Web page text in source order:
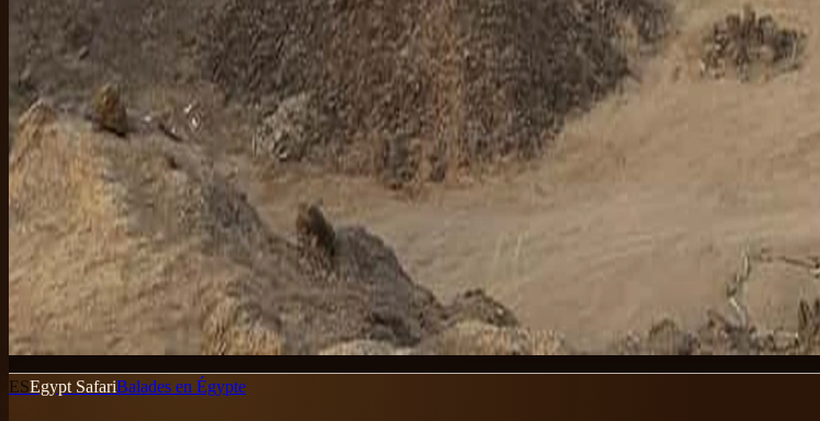
des baptêmes aux croisières liveaboard.
Planifier une plongée à Marsa AlamPlongées du bord, plongées techniques, journées récif aux dauphins.
L'île que tout le monde cherche
Orange Bay, c'est techniquement la pointe sud de Giftun Island. Les gens la cherchent comme 'Orange Bay tours'
les nouveaux visiteurs la trouvent sans scroller dix listes génériques 'snorkeling tours.'
Voir la page de la tour Orange Bay
Egypt Safari, c'est le côté désert du voyage. Tout ce qui est plus haut, c'est ce qu'on a envie que tu fasses les
WhatsApp, on t'envoie au bon partenaire pour chaque journée.
ESEgypt SafariBalades en Égypte